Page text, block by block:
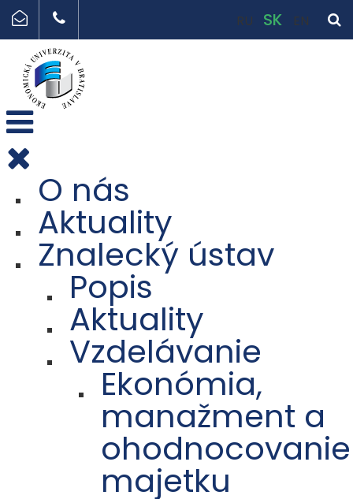
RU SK EN
O nás
Aktuality
Znalecký ústav
Popis
Aktuality
Vzdelávanie
Ekonómia,
manažment a
ohodnocovanie
majetku